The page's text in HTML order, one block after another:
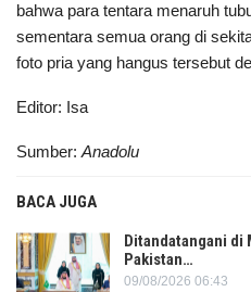
bahwa para tentara menaruh
sementara semua orang di
foto pria yang hangus tersebut
Editor: Isa
Sumber: Anadolu
BACA JUGA
Ditandatangani di
Pakistan…
09/08/2026 06:43